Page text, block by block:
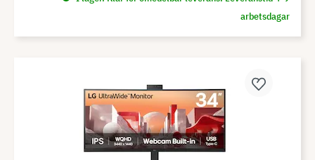
arbetsdagar